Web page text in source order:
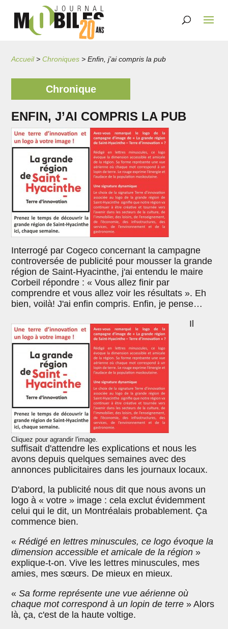
Accueil>Chroniques >Enfin, j’ai compris la pub
Chronique
ENFIN, J’AI COMPRIS LA PUB
Interrogé par Cogeco concernant la campagne
controversée de publicité pour mousser la grande
région de Saint-Hyacinthe, j'ai entendu le maire
Corbeil répondre : « Vous allez finir par
comprendre et vous allez voir les résultats ». Eh
bien, voilà! J'ai enfin compris. Enfin, je pense…
Cliquez pour agrandir l'image.
Il
suffisait d'attendre les explications et nous les
avons depuis quelques semaines avec des
annonces publicitaires dans les journaux locaux.
D'abord, la publicité nous dit que nous avons un
logo à « votre » image : cela exclut évidemment
celui qui le dit, un Montréalais probablement. Ça
commence bien.
«Rédigé en lettres minuscules, ce logo évoque la
dimension accessible et amicale de la région »
explique-t-on. Vive les lettres minuscules, mes
amies, mes sœurs. De mieux en mieux.
«Sa forme représente une vue aérienne où
chaque mot correspond à un lopin de terre » Alors
là, ça, c'est de la haute voltige.